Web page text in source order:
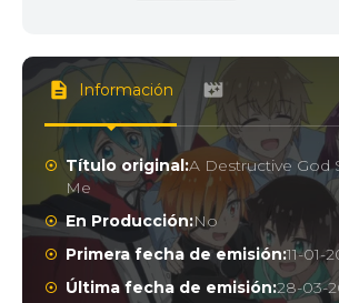
Información
Título original:A Destructive God
Me
En Producción:No
Primera fecha de emisión:11-01-
Última fecha de emisión:28-03-